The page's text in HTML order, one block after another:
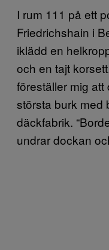
I rum 111 på ett
Friedrichshain i
iklädd en
och en tajt
föreställer mig
största burk med
däckfabrik.
undrar dockan